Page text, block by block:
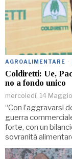
AGROALIMENTARE ·
Coldiretti: Ue,
no a fondo unico
mercoledì, 14
“Con l’aggravarsi
guerra
forte, con un
sovranità